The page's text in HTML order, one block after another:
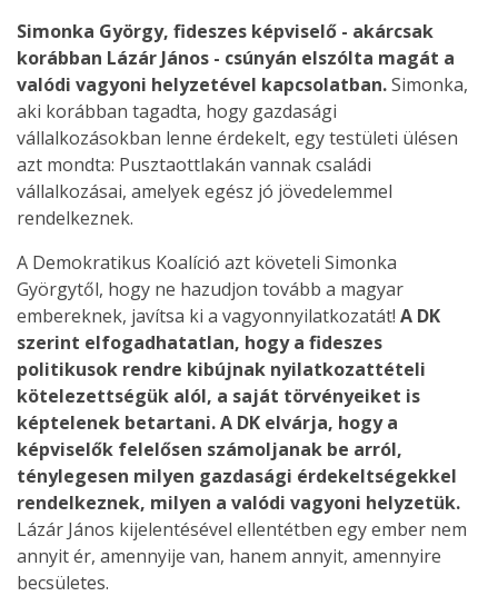
Simonka György, fideszes képviselő - akárcsak
korábban Lázár János - csúnyán elszólta magát a
valódi vagyoni helyzetével kapcsolatban.Simonka,
aki korábban tagadta, hogy gazdasági
vállalkozásokban lenne érdekelt, egy testületi ülésen
azt mondta: Pusztaottlakán vannak családi
vállalkozásai, amelyek egész jó jövedelemmel
rendelkeznek.
A Demokratikus Koalíció azt követeli Simonka
Györgytől, hogy ne hazudjon tovább a magyar
embereknek, javítsa ki a vagyonnyilatkozatát! A DK
szerint elfogadhatatlan, hogy a fideszes
politikusok rendre kibújnak nyilatkozattételi
kötelezettségük alól, a saját törvényeiket is
képtelenek betartani. A DK elvárja, hogy a
képviselők felelősen számoljanak be arról,
ténylegesen milyen gazdasági érdekeltségekkel
rendelkeznek, milyen a valódi vagyoni helyzetük.
Lázár János kijelentésével ellentétben egy ember nem
annyit ér, amennyije van, hanem annyit, amennyire
becsületes.